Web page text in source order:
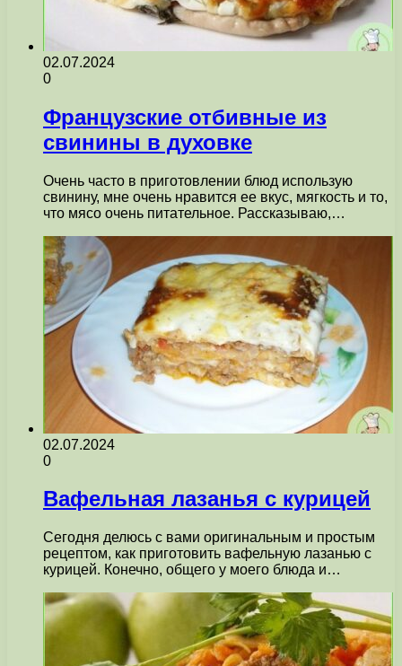
02.07.2024
0
Французские отбивные из
свинины в духовке
Очень часто в приготовлении блюд использую
свинину, мне очень нравится ее вкус, мягкость и то,
что мясо очень питательное. Рассказываю,…
02.07.2024
0
Вафельная лазанья с курицей
Сегодня делюсь с вами оригинальным и простым
рецептом, как приготовить вафельную лазанью с
курицей. Конечно, общего у моего блюда и…